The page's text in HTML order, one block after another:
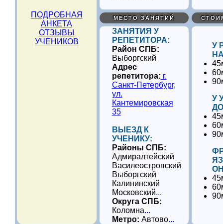
ПОДРОБНАЯ
АНКЕТА
ОТЗЫВЫ
УЧЕНИКОВ
МЕСТО ЗАНЯТИЙ
ЗАНЯТИЯ У
РЕПЕТИТОРА:
Район СПБ:
Выборгский
Адрес
репетитора: г.
Санкт-Петербург,
ул.
Кантемировская
35
ВЫЕЗД К
УЧЕНИКУ:
Районы СПБ:
Адмиралтейский
Василеостровский
Выборгский
Калининский
Московский...
Округа СПБ:
Коломна...
Метро: Автово...
У
У